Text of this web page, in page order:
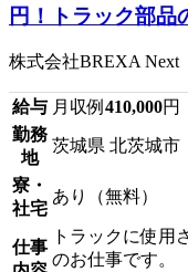
円！トラック部品
株式会社BREXA
給与 月収例 410,000円
勤務
地
茨城県 北茨城市
寮・
社宅
あり（無料）
仕事
トラックに使用
のお仕事です。